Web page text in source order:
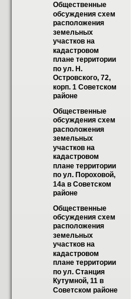
Общественные
обсуждения схем
расположения
земельных
участков на
кадастровом
плане территории
по ул. Н.
Островского, 72,
корп. 1 Советском
районе
Общественные
обсуждения схем
расположения
земельных
участков на
кадастровом
плане территории
по ул. Пороховой,
14а в Советском
районе
Общественные
обсуждения схем
расположения
земельных
участков на
кадастровом
плане территории
по ул. Станция
Кутумной, 11 в
Советском районе